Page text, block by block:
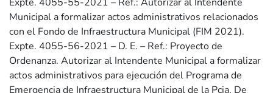
Expte. 4055-55-2021 – Ref.: Autorizar al Intendente
Municipal a formalizar actos administrativos relacionados
con el Fondo de Infraestructura Municipal (FIM 2021).
Expte. 4055-56-2021 – D. E. – Ref.: Proyecto de
Ordenanza. Autorizar al Intendente Municipal a formalizar
actos administrativos para ejecución del Programa de
Emergencia de Infraestructura Municipal de la Pcia. De